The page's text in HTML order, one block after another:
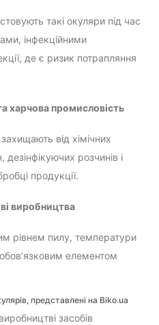
такі окуляри під час
інфекційними
де є ризик потрапляння
харчова промисловість
від хімічних
розчинів і
продукції.
виробництва
рівнем пилу, температури
елементом
представлені на Biko.ua
засобів